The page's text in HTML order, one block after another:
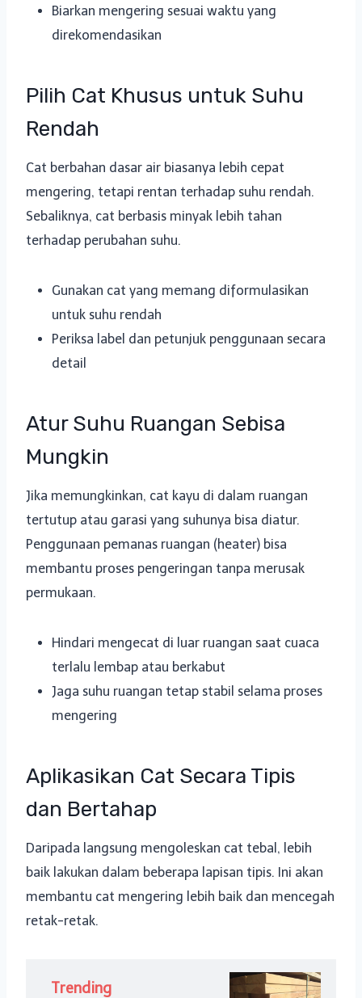
Biarkan mengering sesuai waktu yang
direkomendasikan
Pilih Cat Khusus untuk Suhu
Rendah
Cat berbahan dasar air biasanya lebih cepat
mengering, tetapi rentan terhadap suhu rendah.
Sebaliknya, cat berbasis minyak lebih tahan
terhadap perubahan suhu.
Gunakan cat yang memang diformulasikan
untuk suhu rendah
Periksa label dan petunjuk penggunaan secara
detail
Atur Suhu Ruangan Sebisa
Mungkin
Jika memungkinkan, cat kayu di dalam ruangan
tertutup atau garasi yang suhunya bisa diatur.
Penggunaan pemanas ruangan (heater) bisa
membantu proses pengeringan tanpa merusak
permukaan.
Hindari mengecat di luar ruangan saat cuaca
terlalu lembap atau berkabut
Jaga suhu ruangan tetap stabil selama proses
mengering
Aplikasikan Cat Secara Tipis
dan Bertahap
Daripada langsung mengoleskan cat tebal, lebih
baik lakukan dalam beberapa lapisan tipis. Ini akan
membantu cat mengering lebih baik dan mencegah
retak-retak.
Trending